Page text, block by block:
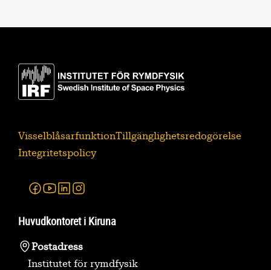
VisselblåsarfunktionTillgänglighetsredogörelse
Integritetspolicy
Facebook
YoutubeLinkedin
Huvudkontoret i Kiruna
Postadress
Institutet för rymdfysik